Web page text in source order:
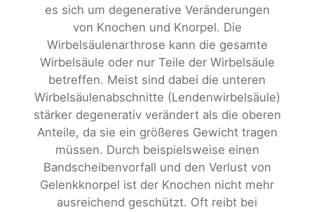
es sich um degenerative Veränderungen
von Knochen und Knorpel. Die
Wirbelsäulenarthrose kann die gesamte
Wirbelsäule oder nur Teile der Wirbelsäule
betreffen. Meist sind dabei die unteren
Wirbelsäulenabschnitte (Lendenwirbelsäule)
stärker degenerativ verändert als die oberen
Anteile, da sie ein größeres Gewicht tragen
müssen. Durch beispielsweise einen
Bandscheibenvorfall und den Verlust von
Gelenkknorpel ist der Knochen nicht mehr
ausreichend geschützt. Oft reibt bei